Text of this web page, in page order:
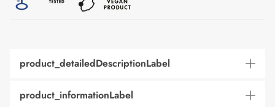
product_detailedDescriptionLabel
product_informationLabel